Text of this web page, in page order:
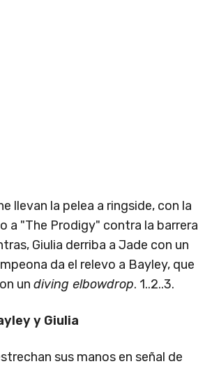
llevan la pelea a ringside, con la
a "The Prodigy" contra la barrera
Giulia derriba a Jade con un
da el relevo a Bayley, que
un diving elbowdrop. 1..2..3.
y Giulia
sus manos en señal de